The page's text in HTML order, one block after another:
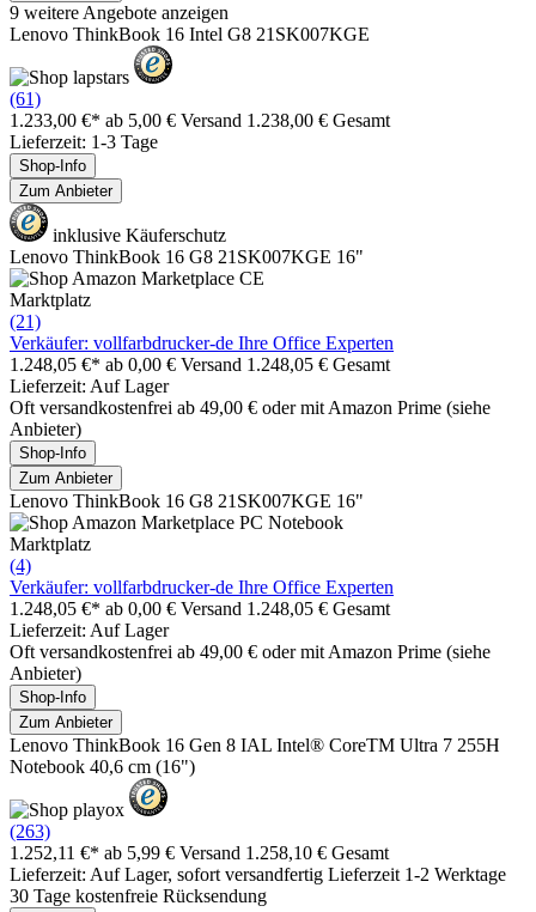
9 weitere Angebote anzeigen
Lenovo ThinkBook 16 Intel G8 21SK007KGE
(61)
1.233,00 €* ab 5,00 € Versand 1.238,00 € Gesamt
Lieferzeit: 1-3 Tage
Shop-Info
Zum Anbieter
inklusive Käuferschutz
Lenovo ThinkBook 16 G8 21SK007KGE 16"
Marktplatz
(21)
Verkäufer: vollfarbdrucker-de Ihre Office Experten
1.248,05 €* ab 0,00 € Versand 1.248,05 € Gesamt
Lieferzeit: Auf Lager
Oft versandkostenfrei ab 49,00 € oder mit Amazon Prime (siehe
Anbieter)
Shop-Info
Zum Anbieter
Lenovo ThinkBook 16 G8 21SK007KGE 16"
Marktplatz
(4)
Verkäufer: vollfarbdrucker-de Ihre Office Experten
1.248,05 €* ab 0,00 € Versand 1.248,05 € Gesamt
Lieferzeit: Auf Lager
Oft versandkostenfrei ab 49,00 € oder mit Amazon Prime (siehe
Anbieter)
Shop-Info
Zum Anbieter
Lenovo ThinkBook 16 Gen 8 IAL Intel® CoreTM Ultra 7 255H
Notebook 40,6 cm (16")
(263)
1.252,11 €* ab 5,99 € Versand 1.258,10 € Gesamt
Lieferzeit: Auf Lager, sofort versandfertig Lieferzeit 1-2 Werktage
30 Tage kostenfreie Rücksendung